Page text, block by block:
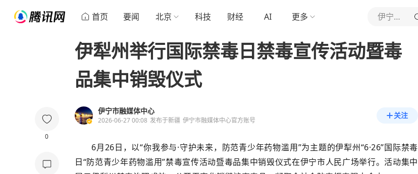
首页 要闻 北京 科技 财经 AI 更多 伊宁市融媒体中心
0
伊犁州举行国际禁毒日禁毒宣传活动暨毒
品集中销毁仪式
伊宁市融媒体中心
2026-06-27 00:08 发布于新疆 伊宁市融媒体中心官方账号
关注
6月26日，以“你我参与·守护未来，防范青少年药物滥用”为主题的伊犁州“6·26”国际禁毒
日“防范青少年药物滥用”禁毒宣传活动暨毒品集中销毁仪式在伊宁市人民广场举行。活动集中